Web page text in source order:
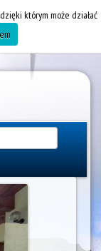
którym może działać